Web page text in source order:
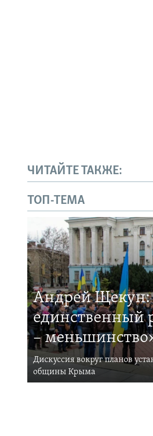
ЧИТАЙТЕ ТАКЖЕ:
ТОП-ТЕМА
Андрей
единственный
–
Дискуссия вокруг планов
общины Крыма